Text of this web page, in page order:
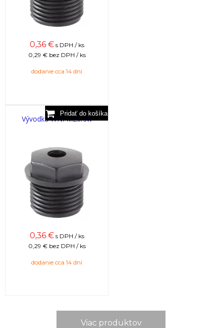
0,36 € s DPH / ks
0,29 € bez DPH / ks
dodanie cca 14 dní
Vývodka WNI M20/sw
0,36 € s DPH / ks
0,29 € bez DPH / ks
dodanie cca 14 dní
Viac produktov